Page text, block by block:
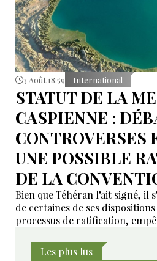
3 Août 18:59 International
STATUT DE LA
CASPIENNE :
CONTROVERSES
UNE POSSIBLE
DE LA
Bien que Téhéran l’ait signé, il
de certaines de ses
processus de ratification,
Les plus lus